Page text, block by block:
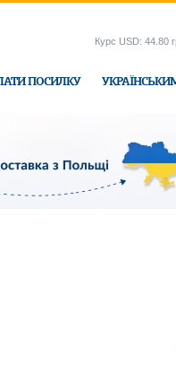
ПОСИЛКУ
Курс USD: 44.80
в офісі Ukraine-Express